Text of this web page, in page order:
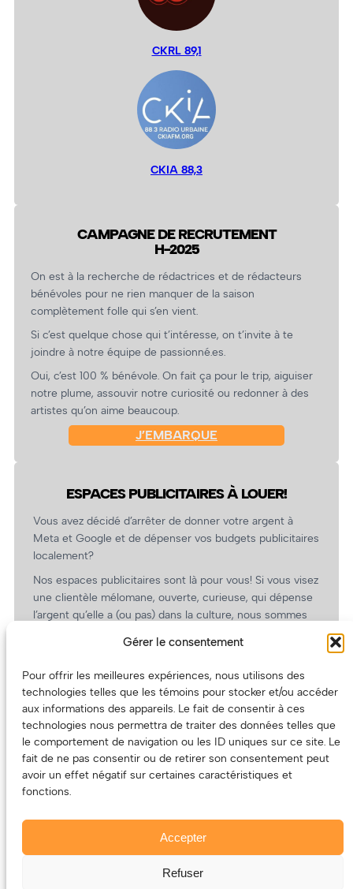
Gérer le consentement
Pour offrir les meilleures expériences, nous utilisons des
technologies telles que les témoins pour stocker et/ou accéder
aux informations des appareils. Le fait de consentir à ces
technologies nous permettra de traiter des données telles que
le comportement de navigation ou les ID uniques sur ce site. Le
fait de ne pas consentir ou de retirer son consentement peut
avoir un effet négatif sur certaines caractéristiques et
fonctions.
Accepter
Refuser
CKRL 89,1
CKIA 88,3
CAMPAGNE DE RECRUTEMENT
H-2025
On est à la recherche de rédactrices et de rédacteurs
bénévoles pour ne rien manquer de la saison
complètement folle qui s’en vient.
Si c’est quelque chose qui t’intéresse, on t’invite à te
joindre à notre équipe de passionné.es.
Oui, c’est 100 % bénévole. On fait ça pour le trip, aiguiser
notre plume, assouvir notre curiosité ou redonner à des
artistes qu’on aime beaucoup.
J’EMBARQUE
ESPACES PUBLICITAIRES À LOUER!
Vous avez décidé d’arrêter de donner votre argent à
Meta et Google et de dépenser vos budgets publicitaires
localement?
Nos espaces publicitaires sont là pour vous! Si vous visez
une clientèle mélomane, ouverte, curieuse, qui dépense
l’argent qu’elle a (ou pas) dans la culture, nous sommes
revient.
(Oui, on va avoir des tarifs spéciaux pour vous, les
artistes!)